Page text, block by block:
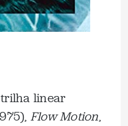
linear
Flow Motion,